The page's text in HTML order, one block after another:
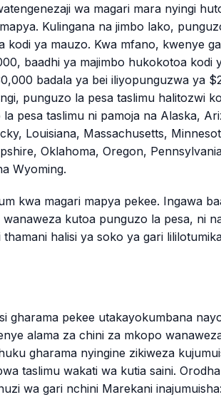
$29.15 $418.28
$27.58 $419.85
$26.01 $421.42
$24.43 $423.00
$22.84
$21.25 $426.18
MWISHO WA MWAKA 4
$18.05 $429.38
$16.44 $430.99
$14.82 $432.61
wa magari mara nyingi
Kulingana na jimbo lako,
kodi ya mauzo. Kwa mfano, kwenye
baadhi ya majimbo hukokotoa kodi
badala ya bei iliyopunguzwa ya
punguzo la pesa taslimu halitozwi
pesa taslimu ni pamoja na Alaska,
Louisiana, Massachusetts,
Oklahoma, Oregon,
Wyoming.
kwa magari mapya pekee. Ingawa
kutoa punguzo la pesa, ni
halisi ya soko ya gari
gharama pekee utakayokumbana
alama za chini za mkopo
gharama nyingine zikiweza
taslimu wakati wa kutia saini.
wa gari nchini Marekani inajumuisha: